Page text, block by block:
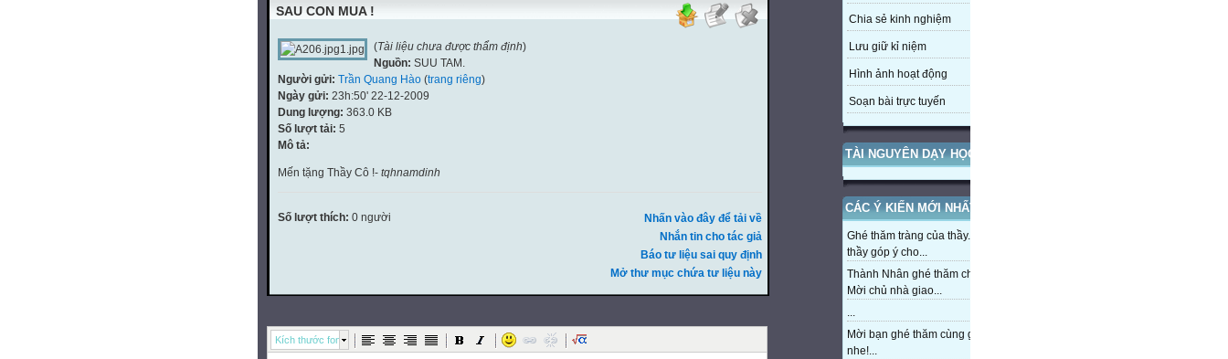
Chia sẻ kinh nghiệm
Lưu giữ kỉ niệm
Hình ảnh hoạt động
Soạn bài trực tuyến
TÀI NGUYÊN DẠY HỌC
CÁC Ý KIẾN MỚI NHẤT
Ghé thăm tràng của thầy. Mong
thầy góp ý cho...
Thành Nhân ghé thăm chủ nhà,
Mời chủ nhà giao...
...
Mời bạn ghé thăm cùng giao lưu
nhe!...
SAU CON MUA !
(Tài liệu chưa được thẩm định)
Nguồn: SUU TAM.
Người gửi: Trần Quang Hào (trang riêng)
Ngày gửi: 23h:50' 22-12-2009
Dung lượng: 363.0 KB
Số lượt tải: 5
Mô tả:
Mến tặng Thầy Cô !- tqhnamdinh
Nhấn vào đây để tải về
Nhắn tin cho tác giả
Báo tư liệu sai quy định
Mở thư mục chứa tư liệu này
Số lượt thích: 0 người
Kích thước font